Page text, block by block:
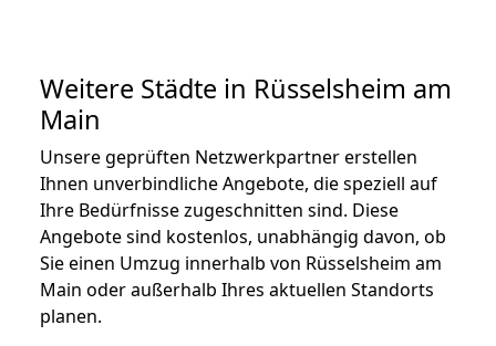
Weitere Städte in Rüsselsheim am
Main
Unsere geprüften Netzwerkpartner erstellen
Ihnen unverbindliche Angebote, die speziell auf
Ihre Bedürfnisse zugeschnitten sind. Diese
Angebote sind kostenlos, unabhängig davon, ob
Sie einen Umzug innerhalb von Rüsselsheim am
Main oder außerhalb Ihres aktuellen Standorts
planen.